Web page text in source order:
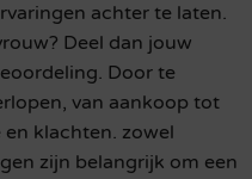
achter te laten.
Deel dan jouw
Door te
van aankoop tot
klachten. zowel
zijn belangrijk om een